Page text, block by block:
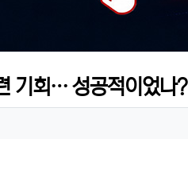
기회… 성공적이었나?